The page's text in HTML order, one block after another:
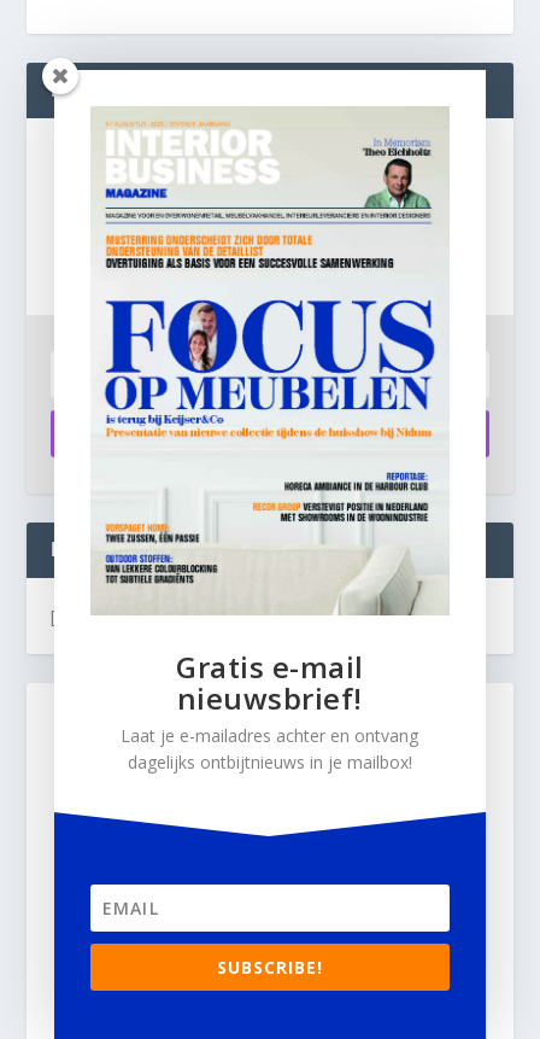
BLIJF OP DE HOOGTE!
Gratis
e-mail nieuwsbrief!
Laat je e-mailadres achter en ontvang dagelijks
ontbijtnieuws in je mailbox.
Aanmelden
INTERIOR BUSINESS LIVE:
[instagram-feed]
Gratis e-mail
nieuwsbrief!
Laat je e-mailadres achter en ontvang
dagelijks ontbijtnieuws in je mailbox!
SUBSCRIBE!